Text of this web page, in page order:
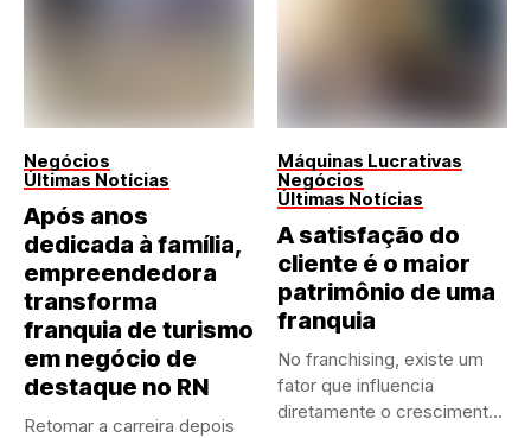
Negócios
Últimas Notícias
Após anos
dedicada à família,
empreendedora
transforma
franquia de turismo
em negócio de
destaque no RN
Retomar a carreira depois
Máquinas Lucrativas
Negócios
Últimas Notícias
A satisfação do
cliente é o maior
patrimônio de uma
franquia
No franchising, existe um
fator que influencia
diretamente o crescimento